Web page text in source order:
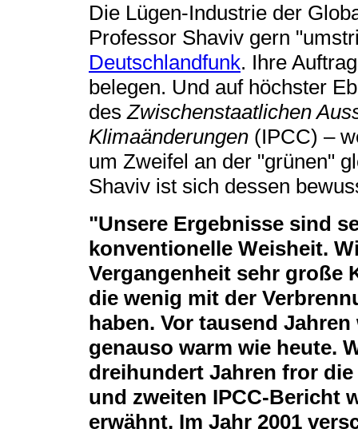
Die Lügen-Industrie der
Professor Shaviv gern
Deutschlandfunk. Ihre
belegen. Und auf höchster
desZwischenstaatlichen
Klimaänderungen (IPCC) ‒
um Zweifel an der "grünen"
Shaviv ist sich dessen
"Unsere Ergebnisse sind
konventionelle Weisheit.
Vergangenheit sehr große
die wenig mit der
haben. Vor tausend
genauso warm wie heute.
dreihundert Jahren fror
und zweiten IPCC-Bericht
erwähnt. Im Jahr 2001